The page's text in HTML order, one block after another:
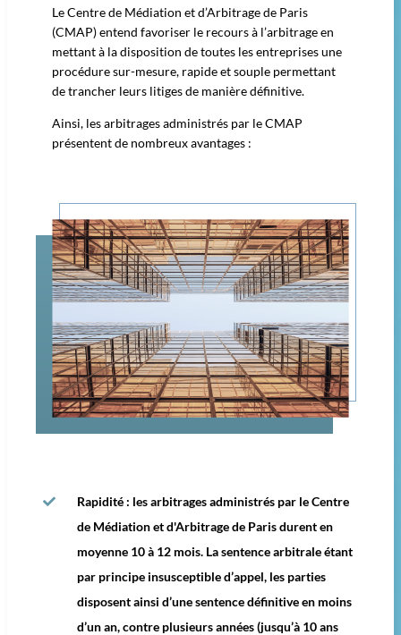
Le Centre de Médiation et d’Arbitrage de Paris
(CMAP) entend favoriser le recours à l’arbitrage en
mettant à la disposition de toutes les entreprises une
procédure sur-mesure, rapide et souple permettant
de trancher leurs litiges de manière définitive.
Ainsi, les arbitrages administrés par le CMAP
présentent de nombreux avantages :
Rapidité : les arbitrages administrés par le Centre
de Médiation et d'Arbitrage de Paris durent en
moyenne 10 à 12 mois. La sentence arbitrale étant
par principe insusceptible d’appel, les parties
disposent ainsi d’une sentence définitive en moins
d’un an, contre plusieurs années (jusqu’à 10 ans